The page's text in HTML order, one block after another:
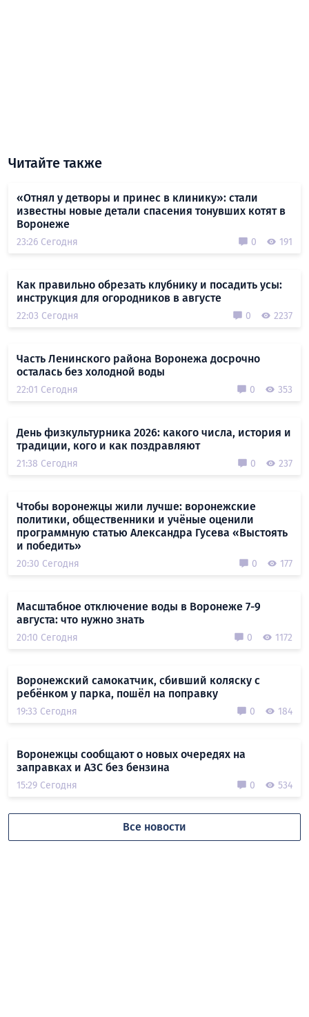
Читайте также
«Отнял у детворы и принес в клинику»: стали
известны новые детали спасения тонувших котят в
Воронеже
23:26 Сегодня 0 191
Как правильно обрезать клубнику и посадить усы:
инструкция для огородников в августе
22:03 Сегодня 0 2237
Часть Ленинского района Воронежа досрочно
осталась без холодной воды
22:01 Сегодня 0 353
День физкультурника 2026: какого числа, история и
традиции, кого и как поздравляют
21:38 Сегодня 0 237
Чтобы воронежцы жили лучше: воронежские
политики, общественники и учёные оценили
программную статью Александра Гусева «Выстоять
и победить»
20:30 Сегодня 0 177
Масштабное отключение воды в Воронеже 7-9
августа: что нужно знать
20:10 Сегодня 0 1172
Воронежский самокатчик, сбивший коляску с
ребёнком у парка, пошёл на поправку
19:33 Сегодня 0 184
Воронежцы сообщают о новых очередях на
заправках и АЗС без бензина
15:29 Сегодня 0 534
Все новости